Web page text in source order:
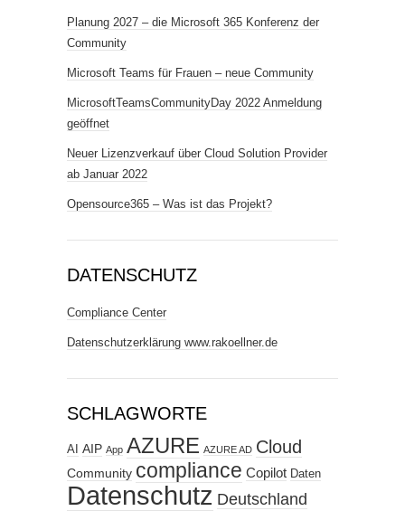
Planung 2027 – die Microsoft 365 Konferenz der
Community
Microsoft Teams für Frauen – neue Community
MicrosoftTeamsCommunityDay 2022 Anmeldung
geöffnet
Neuer Lizenzverkauf über Cloud Solution Provider
ab Januar 2022
Opensource365 – Was ist das Projekt?
DATENSCHUTZ
Compliance Center
Datenschutzerklärung www.rakoellner.de
SCHLAGWORTE
AI AIP App AZURE AZURE AD Cloud
Community compliance Copilot Daten
Datenschutz Deutschland